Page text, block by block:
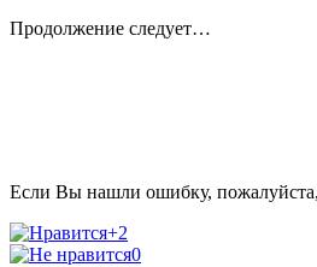
Продолжение следует…
Если Вы нашли ошибку,
+2
0